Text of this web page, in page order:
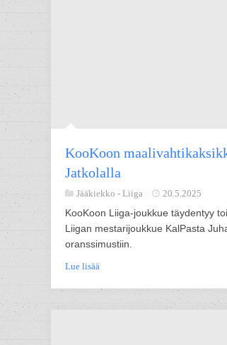
KooKoon
Jatkolalla
Jääkiekko - Liiga 20.5.2025
KooKoon Liiga-joukkue täydentyy
Liigan mestarijoukkue KalPasta
oranssimustiin.
Lue lisää